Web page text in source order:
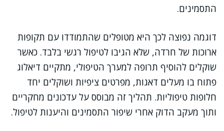
התסמינים.
דוגמה נפוצה לכך היא מטופלים שהתמודדו עם תקופות
ארוכות של חרדה, שלא הגיבו לטיפול רגשי בלבד. כאשר
שוקלים להוסיף תרופה למערך הטיפולי, מתקיים דיאלוג
פתוח בו מעלים דאגות, מפרטים ציפיות ושוקלים יחד
חלופות טיפוליות. תהליך זה מבוסס על עדכונים מחקריים
ותוך מעקב הדוק אחרי שיפור התסמינים והיענות לטיפול.